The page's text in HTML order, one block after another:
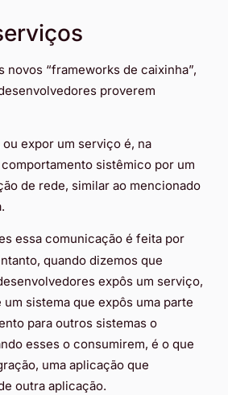
novos “frameworks de caixinha”,
proverem
expor um serviço é, na
sistêmico por um
de rede, similar ao mencionado
essa comunicação é feita por
quando dizemos que
expôs um serviço,
um sistema que expôs uma parte
para outros sistemas o
esses o consumirem, é o que
uma aplicação que
outra aplicação.